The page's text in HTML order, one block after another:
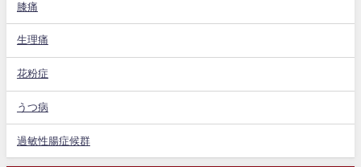
膝痛
生理痛
花粉症
うつ病
過敏性腸症候群